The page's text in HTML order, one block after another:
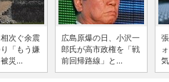
次ぐ余震
「もう嫌
災...
広島原爆の日、小沢一
郎氏が高市政権を「戦
前回帰路線」と...